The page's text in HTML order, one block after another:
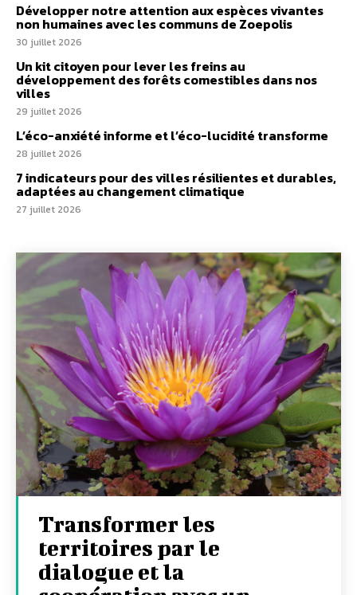
Développer notre attention aux espèces vivantes
non humaines avec les communs de Zoepolis
30 juillet 2026
Un kit citoyen pour lever les freins au
développement des forêts comestibles dans nos
villes
29 juillet 2026
L’éco-anxiété informe et l’éco-lucidité transforme
28 juillet 2026
7 indicateurs pour des villes résilientes et durables,
adaptées au changement climatique
27 juillet 2026
Transformer les
territoires par le
dialogue et la